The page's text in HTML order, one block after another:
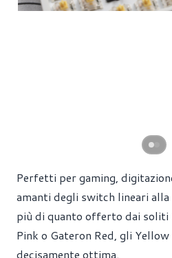
Perfetti per gaming,
amanti degli switch lineari
più di quanto offerto dai soliti
Pink o Gateron Red, gli
decisamente ottima.